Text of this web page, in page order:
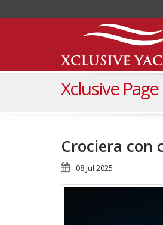
Xclusive Page
Crociera con
08 Jul 2025